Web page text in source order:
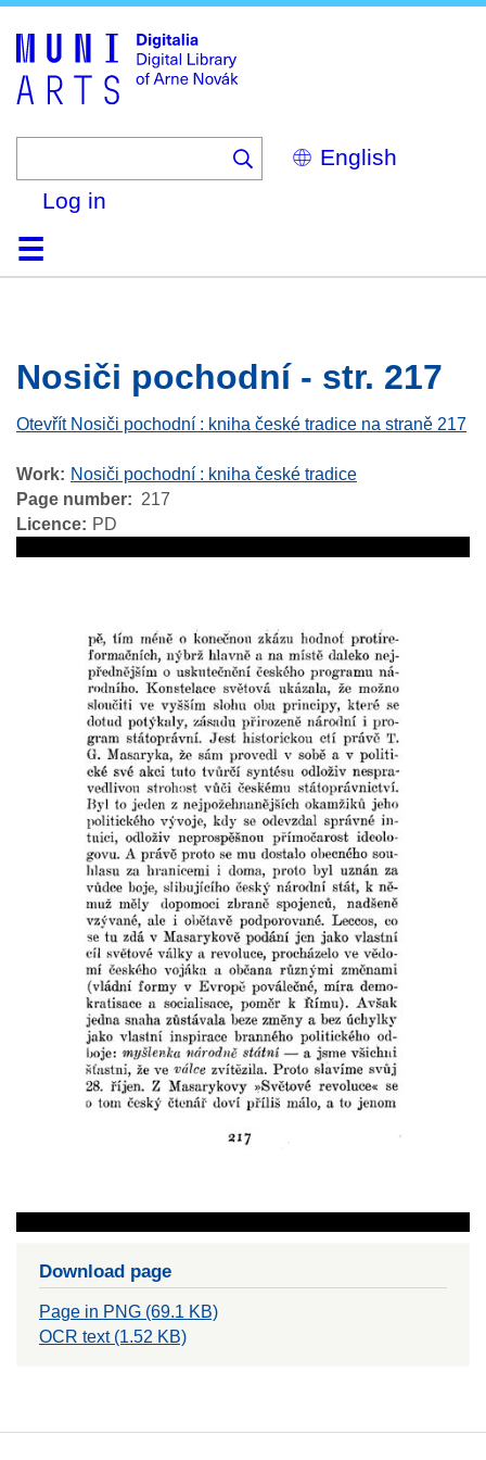
Select
your
Log in
HomeBrowse
Search
About
HelpContactDigitalia
Nosiči pochodní - str. 217
Otevřít Nosiči pochodní : kniha české tradice na straně 217
Work
Nosiči pochodní : kniha české tradice
Page number
217
Licence
PD
Download page
Page in PNG (69.1 KB)
OCR text (1.52 KB)